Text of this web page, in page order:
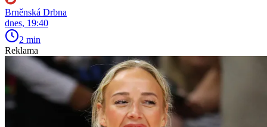
Brněnská Drbna
dnes, 19:40
2 min
Reklama